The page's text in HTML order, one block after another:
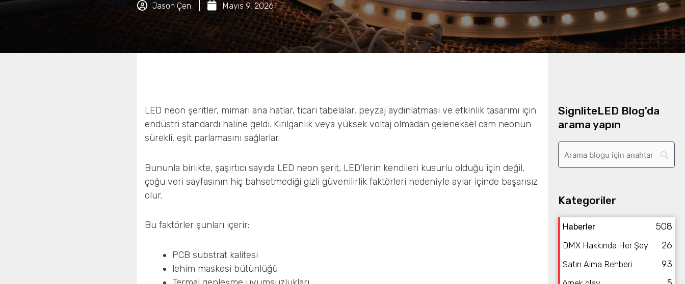
Jason Çen Mayıs 9, 2026
LED neon şeritler, mimari ana hatlar, ticari tabelalar, peyzaj aydınlatması ve etkinlik tasarımı için
endüstri standardı haline geldi. Kırılganlık veya yüksek voltaj olmadan geleneksel cam neonun
sürekli, eşit parlamasını sağlarlar.
Bununla birlikte, şaşırtıcı sayıda LED neon şerit, LED'lerin kendileri kusurlu olduğu için değil,
çoğu veri sayfasının hiç bahsetmediği gizli güvenilirlik faktörleri nedeniyle aylar içinde başarısız
olur.
Bu faktörler şunları içerir:
PCB substrat kalitesi
lehim maskesi bütünlüğü
SignliteLED Blog'da
arama yapın
Kategoriler
Haberler 508
DMX Hakkında Her Şey 26
Satın Alma Rehberi 93